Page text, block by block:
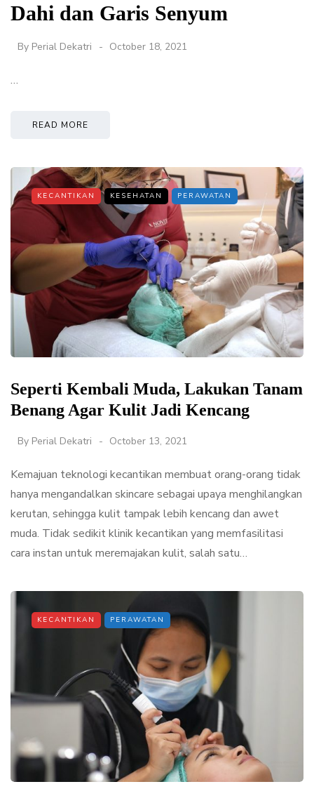
Dahi dan Garis Senyum
By Perial Dekatri October 18, 2021
…
READ MORE
KECANTIKAN KESEHATAN PERAWATAN
Seperti Kembali Muda, Lakukan Tanam
Benang Agar Kulit Jadi Kencang
By Perial Dekatri October 13, 2021
Kemajuan teknologi kecantikan membuat orang-orang tidak
hanya mengandalkan skincare sebagai upaya menghilangkan
kerutan, sehingga kulit tampak lebih kencang dan awet
muda. Tidak sedikit klinik kecantikan yang memfasilitasi
cara instan untuk meremajakan kulit, salah satu…
KECANTIKAN PERAWATAN